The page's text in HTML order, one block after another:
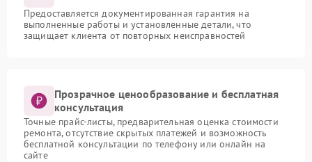
Предоставляется документированная гарантия на
выполненные работы и установленные детали, что
защищает клиента от повторных неисправностей
Прозрачное ценообразование и бесплатная
консультация
Точные прайс-листы, предварительная оценка стоимости
ремонта, отсутствие скрытых платежей и возможность
бесплатной консультации по телефону или онлайн на
сайте